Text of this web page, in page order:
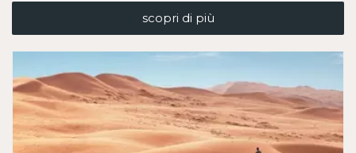
scopri di più